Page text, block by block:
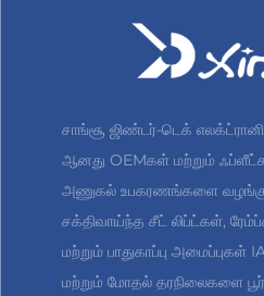
சாங்சூ ஜிண்டர்-டெக்
ஆனது OEMகள் மற்றும்
அணுகல் உபகரணங்களை
சக்திவாய்ந்த சீட் லிப்ட்கள்,
மற்றும் பாதுகாப்பு அமைப்புகள்
மற்றும் மோதல் தரநிலைகளை